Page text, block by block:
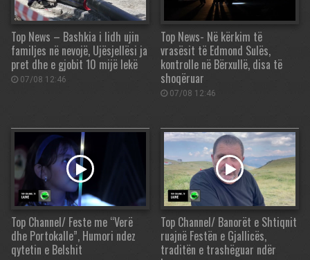
Top News – Bashkia i lidh ujin
familjes në nevojë, Ujësjellësi ja
pret dhe e gjobit 10 mijë lekë
07/08 12:46
Top News- Në kërkim të
vrasësit të Edmond Sulës,
kontrolle në Bërxullë, disa të
shoqëruar
07/08 12:46
Top Channel/ Feste me “Verë
dhe Portokalle”, Humori ndez
qytetin e Belshit
Top Channel/ Banorët e Shtiqnit
ruajnë Festën e Gjallicës,
traditën e trashëguar ndër